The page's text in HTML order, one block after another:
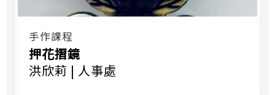
手作課程
押花摺鏡
洪欣莉 | 人事處